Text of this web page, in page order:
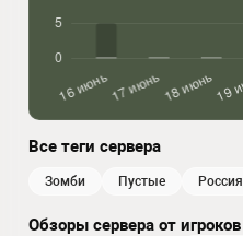
Все теги сервера
зомби пустые россия
Обзоры сервера от игроков